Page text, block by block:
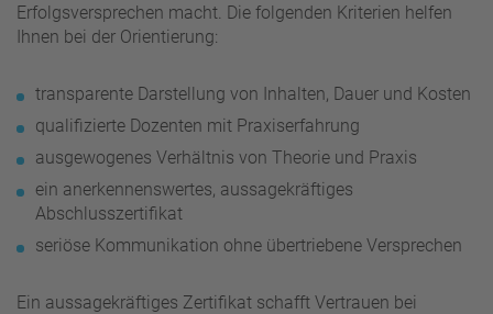
Erfolgsversprechen macht. Die folgenden Kriterien helfen
Ihnen bei der Orientierung:
transparente Darstellung von Inhalten, Dauer und Kosten
qualifizierte Dozenten mit Praxiserfahrung
ausgewogenes Verhältnis von Theorie und Praxis
ein anerkennenswertes, aussagekräftiges
Abschlusszertifikat
seriöse Kommunikation ohne übertriebene Versprechen
Ein aussagekräftiges Zertifikat schafft Vertrauen bei